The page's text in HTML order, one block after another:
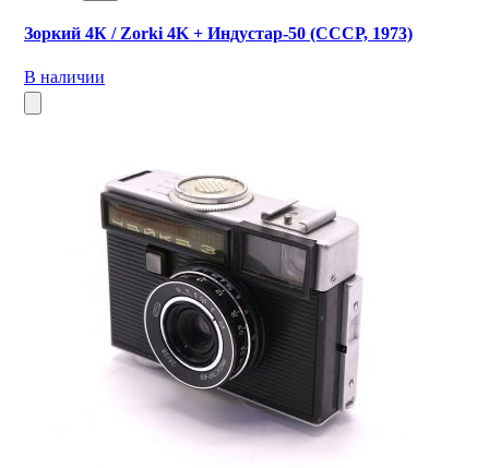
Зоркий 4К / Zorki 4K + Индустар-50 (СССР, 1973)
В наличии